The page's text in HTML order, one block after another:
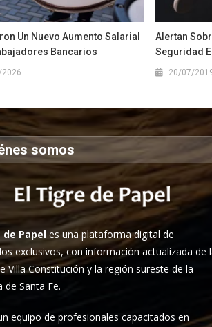
Un Nuevo Aumento Salarial
Bancarios
Alertan
Seguridad
20/07/
somos
de Papel es una plataforma digital de
exclusivos, con información actualizada de
Villa Constitución y la región sureste de la
de Santa Fe.
equipo de profesionales capacitados en